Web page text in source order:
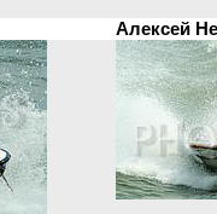
Алексей